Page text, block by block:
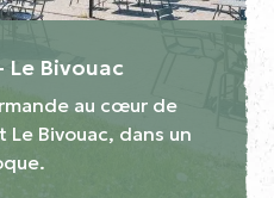
Le Bivouac
au cœur de
Bivouac, dans un